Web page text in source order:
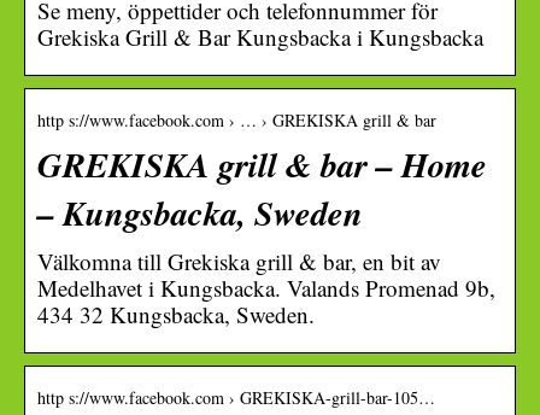
Se meny, öppettider och telefonnummer för
Grekiska Grill & Bar Kungsbacka i Kungsbacka
http s://www.facebook.com › … › GREKISKA grill & bar
GREKISKA grill & bar – Home
– Kungsbacka, Sweden
Välkomna till Grekiska grill & bar, en bit av
Medelhavet i Kungsbacka. Valands Promenad 9b,
434 32 Kungsbacka, Sweden.
http s://www.facebook.com › GREKISKA-grill-bar-105…